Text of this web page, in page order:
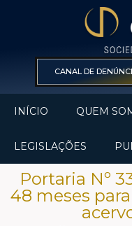
CANAL DE
INÍCIO QUEM
LEGISLAÇÕES
Portaria Nº
48 meses